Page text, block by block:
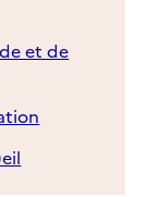
et de